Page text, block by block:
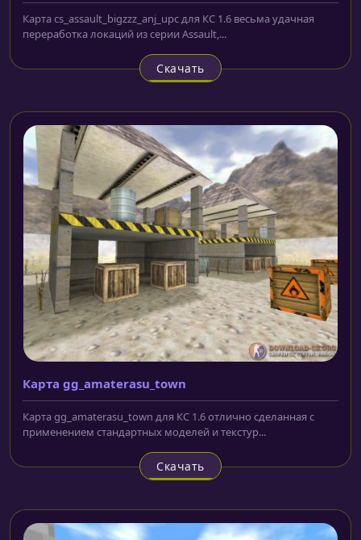
Карта cs_assault_bigzzz_anj_upc для КС 1.6 весьма удачная
переработка локаций из серии Assault,...
Скачать
Карта gg_amaterasu_town
Карта gg_amaterasu_town для КС 1.6 отлично сделанная с
применением стандартных моделей и текстур...
Скачать